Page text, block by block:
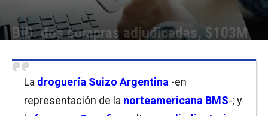
BID: dos compras adjudicadas, $103M
La droguería Suizo Argentina -en
representación de la norteamericana BMS-; y